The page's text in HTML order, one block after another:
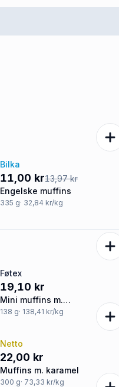
-21%
Bilka
11,00 kr13,97 kr
Engelske muffins
335 g· 32,84 kr/kg
Føtex
19,10 kr
Mini muffins m.
chokoladestykker
138 g· 138,41 kr/kg
Netto
22,00 kr
Muffins m. karamel
300 g· 73,33 kr/kg